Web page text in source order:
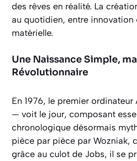
des rêves en réalité. La
au quotidien, entre
matérielle.
Une Naissance Simple,
Révolutionnaire
En 1976, le premier ordinateur
— voit le jour, composant
chronologique désormais
pièce par pièce par Wozniak,
grâce au culot de Jobs, il se